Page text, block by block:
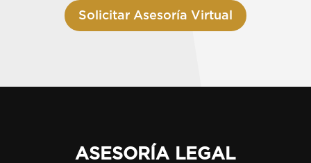
Solicitar Asesoría Virtual
ASESORÍA LEGAL